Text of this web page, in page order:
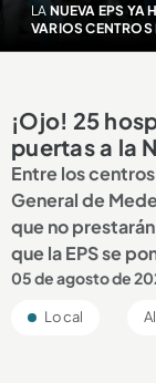
LA NUEVA EPS YA
VARIOS
¡Ojo! 25
puertas a la
Entre los
General de
que no
que la EPS se
05 de agosto de
Local